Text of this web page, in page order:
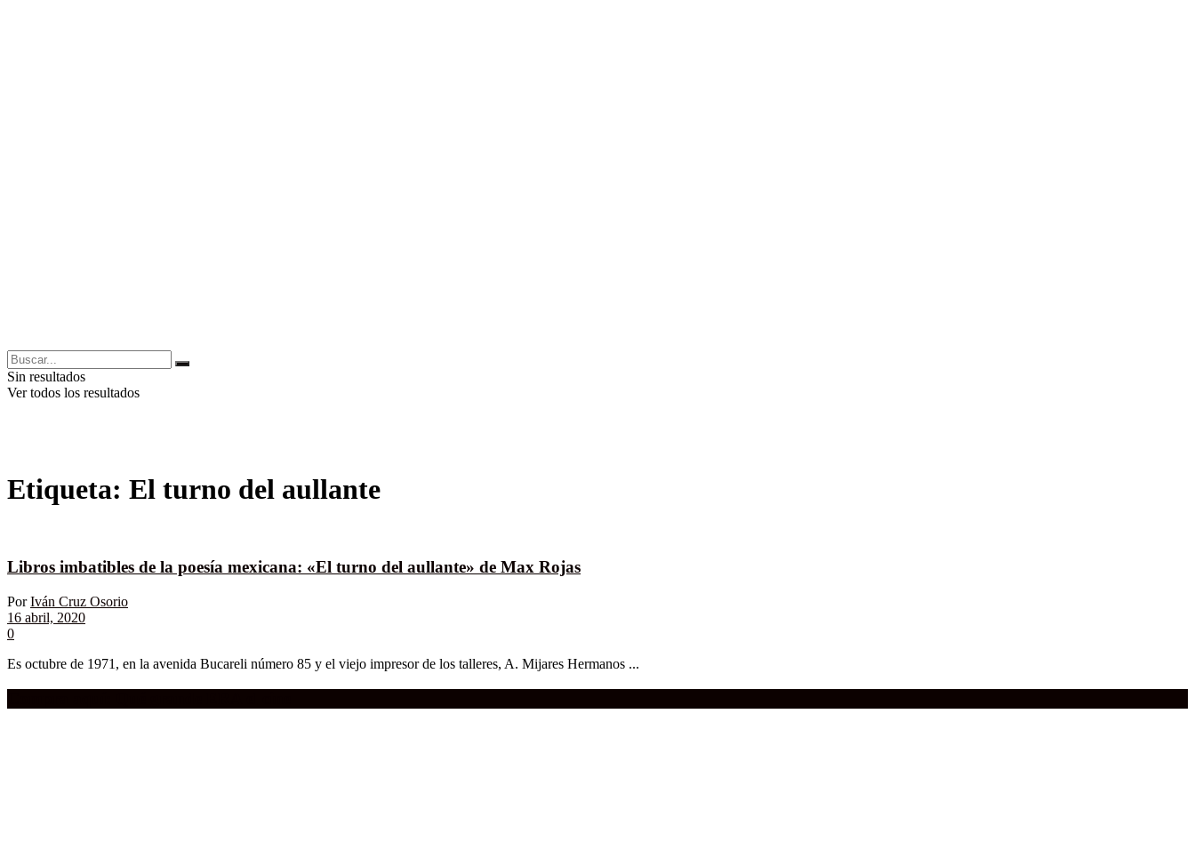
Sin resultados
Ver todos los resultados
Etiqueta: El turno del aullante
Libros imbatibles de la poesía mexicana: «El turno del aullante» de Max Rojas
Por Iván Cruz Osorio
16 abril, 2020
0
Es octubre de 1971, en la avenida Bucareli número 85 y el viejo impresor de los talleres, A. Mijares Hermanos ...